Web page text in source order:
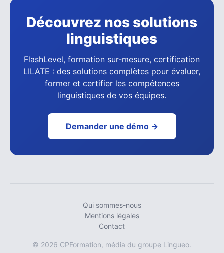
Découvrez nos solutions
linguistiques
FlashLevel, formation sur-mesure, certification
LILATE : des solutions complètes pour évaluer,
former et certifier les compétences
linguistiques de vos équipes.
Demander une démo →
Qui sommes-nous
Mentions légales
Contact
© 2026 CPFormation, média du groupe Lingueo.